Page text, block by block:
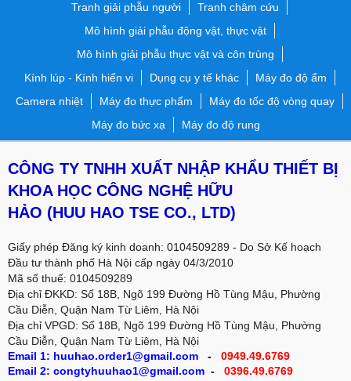
Tranh giải phẫu người
Tranh châm cứu
Mô hình giải phẫu động vật, thực vật
Mô hình giải phẫu thực vật và côn trùng
Kính lúp - Kính hiển vi
Dụng cụ y tế khác
Máy đo độ ẩm
Camera nhiệt
Máy đo thực phẩm
Máy đo tốc độ vòng quay
Máy đo bức xạ
Máy đo độ rung
CÔNG TY TNHH XUẤT NHẬP KHẨU THIẾT BỊ
KHOA HỌC CÔNG NGHỆ HỮU
HẢO (HUU HAO TSE CO., LTD)
Giấy phép Đăng ký kinh doanh: 0104509289 - Do Sở Kế hoạch
Đầu tư thành phố Hà Nội cấp ngày 04/3/2010
Mã số thuế: 0104509289
Địa chỉ ĐKKD: Số 18B, Ngõ 199 Đường Hồ Tùng Mậu, Phường
Cầu Diễn, Quận Nam Từ Liêm, Hà Nội
Địa chỉ VPGD: Số 18B, Ngõ 199 Đường Hồ Tùng Mậu, Phường
Cầu Diễn, Quận Nam Từ Liêm, Hà Nội
Email 1: huuhao.order1@gmail.com
-
0949.49.6769
Email 2: congtyhuuhao1@gmail.com -
0396.49.6769